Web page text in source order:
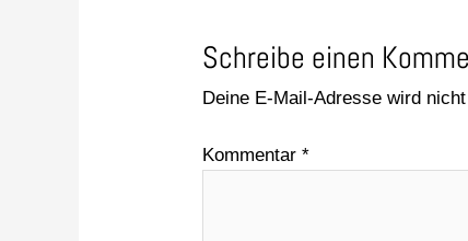
Schreibe einen
Deine E-Mail-Adresse wird
Kommentar*